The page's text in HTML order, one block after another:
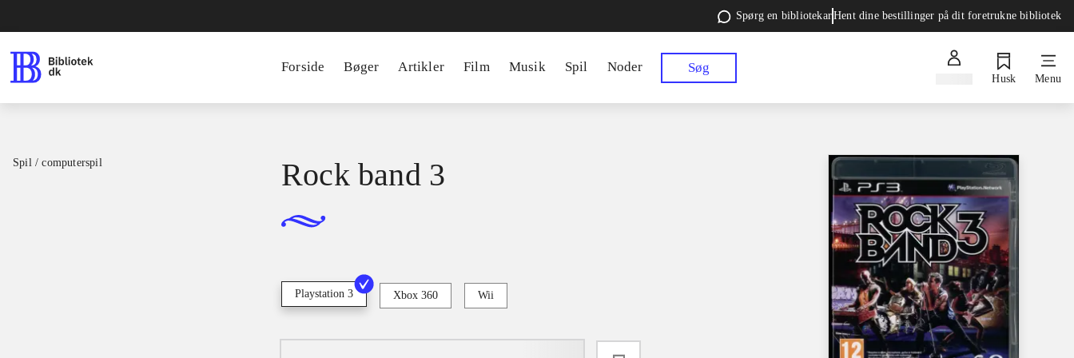
Spørg en bibliotekarHent dine bestillinger på dit foretrukne bibliotek
Forside Bøger Artikler Film Musik Spil Noder Søg
Husk Menu
Spil / computerspil Rock band 3
Playstation 3 Xbox 360 Wii